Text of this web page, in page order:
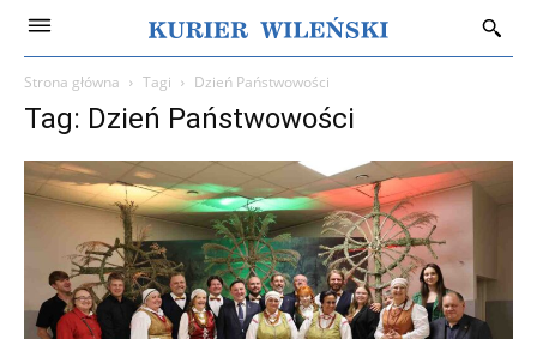
Strona główna Tagi Dzień Państwowości
Tag: Dzień Państwowości